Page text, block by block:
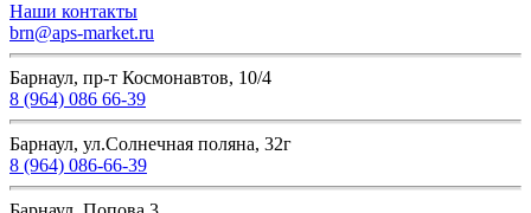
Наши контакты
brn@aps-market.ru
Барнаул, пр-т Космонавтов, 10/4
8 (964) 086 66-39
Барнаул, ул.Солнечная поляна, 32г
8 (964) 086-66-39